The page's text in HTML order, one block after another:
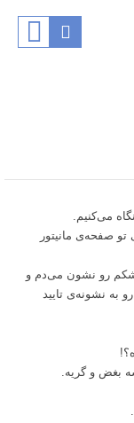
می‌کنیم.
صفحه‌ی مانیتور
رو نشون می‌دم و
نشونه‌ی تایید
بغض و‌ گریه.